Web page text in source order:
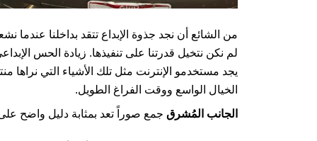
من الشائع أن نجد جذوة الإبداع تتقد بداخلنا عندما
لم نكن نتخيل قدرتنا على تنفيذها. زيادة الحس
يجد مستخدمو الإنترنت مثل تلك الأشياء التي نراها
الخيال الواسع ووقت الفراغ الطويل.
الجانب المُشرق جمع صوراً تعد بمثابة دليل واضح